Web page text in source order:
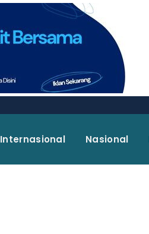
Internasional Nasional